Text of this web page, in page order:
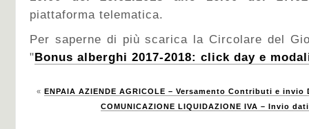
piattaforma telematica.
Per saperne di più scarica la Circolare del
"Bonus alberghi 2017-2018: click day e
« ENPAIA AZIENDE AGRICOLE – Versamento Contributi e invio
COMUNICAZIONE LIQUIDAZIONE IVA – Invio